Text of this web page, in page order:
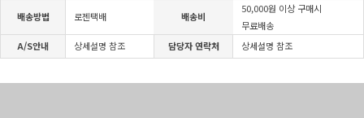
배송방법 로젠택배 배송비
50,000원 이상 구매시
무료배송
A/S안내
상세설명 참조 담당자 연락처 상세설명 참조